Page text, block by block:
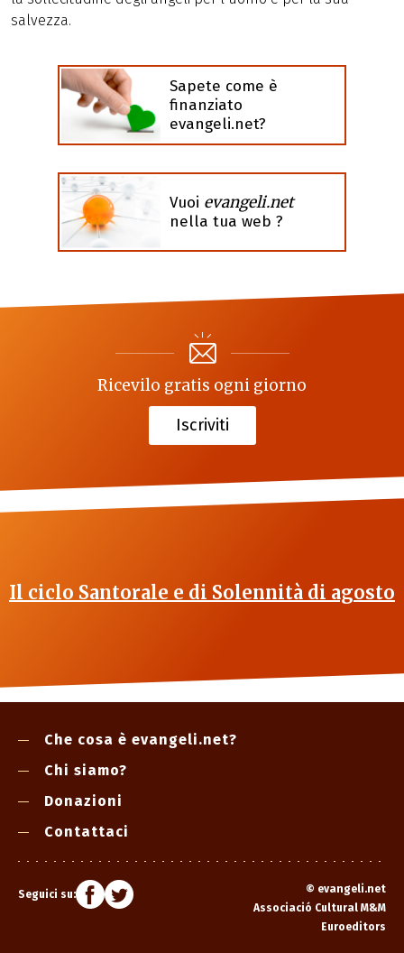
salvezza.
Sapete come è
finanziato
evangeli.net?
Vuoi evangeli.net
nella tua web ?
Ricevilo gratis ogni giorno
Iscriviti
Il ciclo Santorale e di Solennità di agosto
Che cosa è evangeli.net?
Chi siamo?
Donazioni
Contattaci
Seguici su: © evangeli.net
Associació Cultural M&M
Euroeditors